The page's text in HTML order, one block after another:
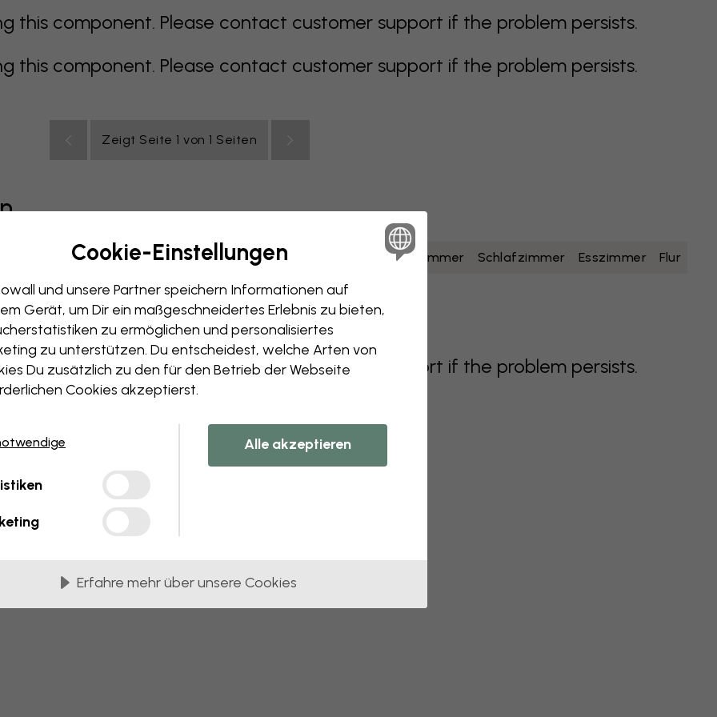
this component. Please contact customer support if the problem persists.
this component. Please contact customer support if the problem persists.
Zeigt Seite 1 von 1 Seiten
bunt orange rosa lila rot türkis Badezimmer Schlafzimmer Esszimmer Flur
Büro Jugendzimmer Dächer
this component. Please contact customer support if the problem persists.
Cookie-Einstellungen
und unsere Partner speichern Informationen auf
Gerät, um Dir ein maßgeschneidertes Erlebnis zu bieten,
zu ermöglichen und personalisiertes
zu unterstützen. Du entscheidest, welche Arten von
Du zusätzlich zu den für den Betrieb der Webseite
Cookies akzeptierst.
Alle akzeptieren
Erfahre mehr über unsere Cookies